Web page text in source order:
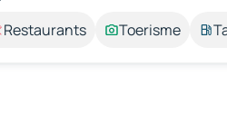
Restaurants Toerisme